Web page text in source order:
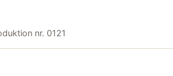
nr. 0121